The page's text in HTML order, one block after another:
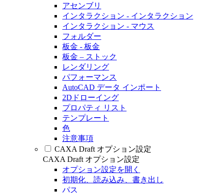
アセンブリ
インタラクション - インタラクション
インタラクション - マウス
フォルダー
板金 - 板金
板金 – ストック
レンダリング
パフォーマンス
AutoCAD データ インポート
2Dドローイング
プロパティ リスト
テンプレート
色
注意事項
CAXA Draft オプション設定
CAXA Draft オプション設定
オプション設定を開く
初期化、読み込み、書き出し
パス